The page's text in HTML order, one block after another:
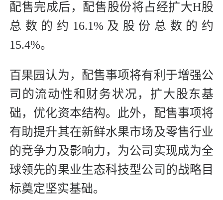
配售完成后，配售股份将占经扩大H股
总数的约16.1%及股份总数的约
15.4%。
百果园认为，配售事项将有利于增强公
司的流动性和财务状况，扩大股东基
础，优化资本结构。此外，配售事项将
有助提升其在新鲜水果市场及零售行业
的竞争力及影响力，为公司实现成为全
球领先的果业生态科技型公司的战略目
标奠定坚实基础。